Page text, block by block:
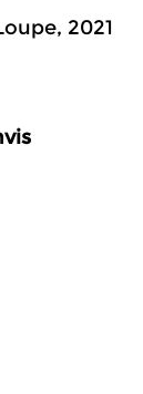
2021